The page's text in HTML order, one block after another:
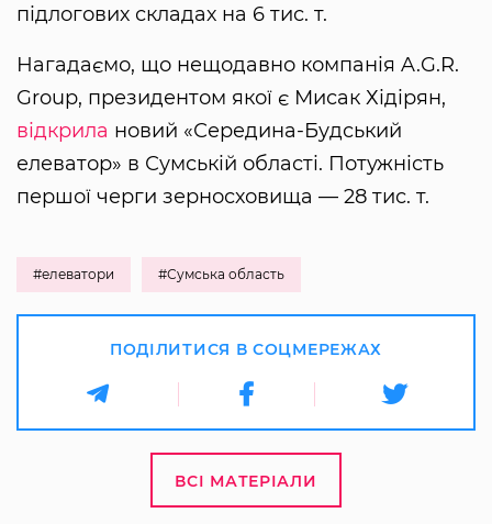
підлогових складах на 6 тис. т.
Нагадаємо, що нещодавно компанія A.G.R.
Group, президентом якої є Мисак Хідірян,
відкрила новий «Середина-Будський
елеватор» в Сумській області. Потужність
першої черги зерносховища — 28 тис. т.
#елеватори #Сумська область
ПОДІЛИТИСЯ В СОЦМЕРЕЖАХ
ВСІ МАТЕРІАЛИ